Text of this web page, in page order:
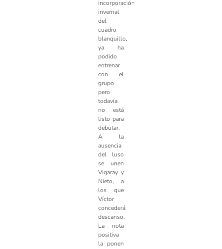
incorporación
invernal
del
cuadro
blanquillo,
ya ha
podido
entrenar
con el
grupo
pero
todavía
no está
listo para
debutar.
A la
ausencia
del luso
se unen
Vigaray y
Nieto, a
los que
Víctor
concederá
descanso.
La nota
positiva
la ponen